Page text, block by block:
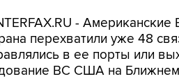
-
перехватили уже 48
в ее порты или
ВС США на Ближнем